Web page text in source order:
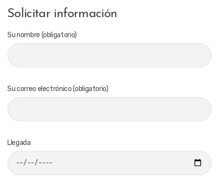
Solicitar información
Su nombre (obligatorio)
Su correo electrónico (obligatorio)
Llegada